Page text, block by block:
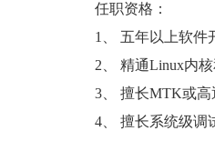
任职资格：
1、 五年以上软件开
2、 精通Linux内核
3、 擅长MTK或高通
4、 擅长系统级调试